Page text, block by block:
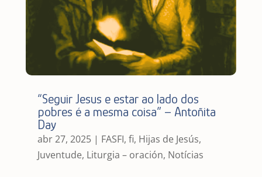
“Seguir Jesus e estar ao lado dos
pobres é a mesma coisa” – Antoñita
Day
abr 27, 2025| FASFI, fi, Hijas de Jesús,
Juventude, Liturgia – oración, Notícias